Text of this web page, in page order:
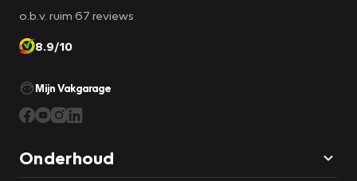
o.b.v. ruim 67 reviews
8.9/10
Mijn Vakgarage
Onderhoud